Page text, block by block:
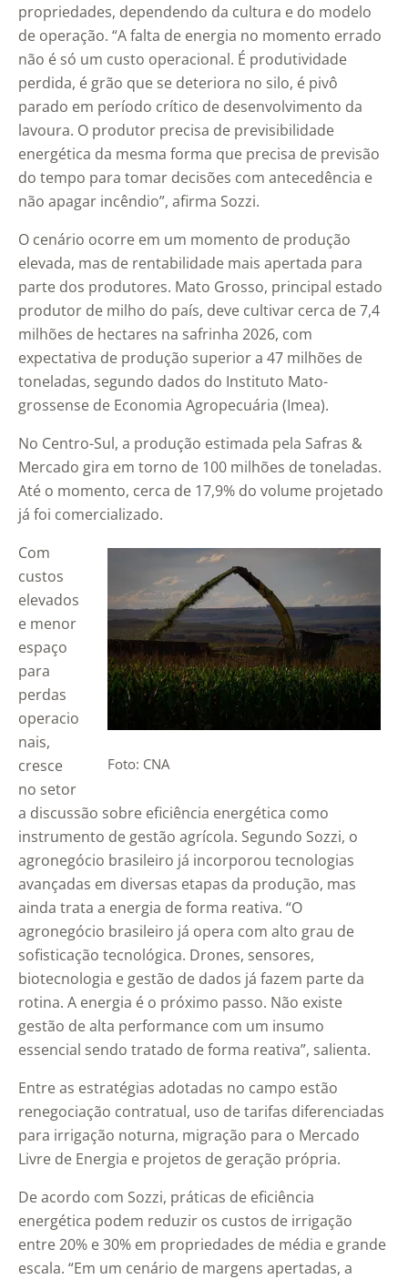
propriedades, dependendo da cultura e do modelo
de operação. “A falta de energia no momento errado
não é só um custo operacional. É produtividade
perdida, é grão que se deteriora no silo, é pivô
parado em período crítico de desenvolvimento da
lavoura. O produtor precisa de previsibilidade
energética da mesma forma que precisa de previsão
do tempo para tomar decisões com antecedência e
não apagar incêndio”, afirma Sozzi.
O cenário ocorre em um momento de produção
elevada, mas de rentabilidade mais apertada para
parte dos produtores. Mato Grosso, principal estado
produtor de milho do país, deve cultivar cerca de 7,4
milhões de hectares na safrinha 2026, com
expectativa de produção superior a 47 milhões de
toneladas, segundo dados do Instituto Mato-
grossense de Economia Agropecuária (Imea).
No Centro-Sul, a produção estimada pela Safras &
Mercado gira em torno de 100 milhões de toneladas.
Até o momento, cerca de 17,9% do volume projetado
já foi comercializado.
Foto: CNA
Com
custos
elevados
e menor
espaço
para
perdas
operacio
nais,
cresce
no setor
a discussão sobre eficiência energética como
instrumento de gestão agrícola. Segundo Sozzi, o
agronegócio brasileiro já incorporou tecnologias
avançadas em diversas etapas da produção, mas
ainda trata a energia de forma reativa. “O
agronegócio brasileiro já opera com alto grau de
sofisticação tecnológica. Drones, sensores,
biotecnologia e gestão de dados já fazem parte da
rotina. A energia é o próximo passo. Não existe
gestão de alta performance com um insumo
essencial sendo tratado de forma reativa”, salienta.
Entre as estratégias adotadas no campo estão
renegociação contratual, uso de tarifas diferenciadas
para irrigação noturna, migração para o Mercado
Livre de Energia e projetos de geração própria.
De acordo com Sozzi, práticas de eficiência
energética podem reduzir os custos de irrigação
entre 20% e 30% em propriedades de média e grande
escala. “Em um cenário de margens apertadas, a